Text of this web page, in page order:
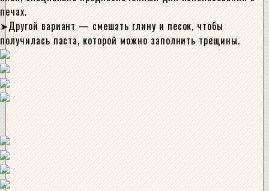
печах.
Другой вариант — смешать глину и песок, чтобы
получилась паста, которой можно заполнить трещины.